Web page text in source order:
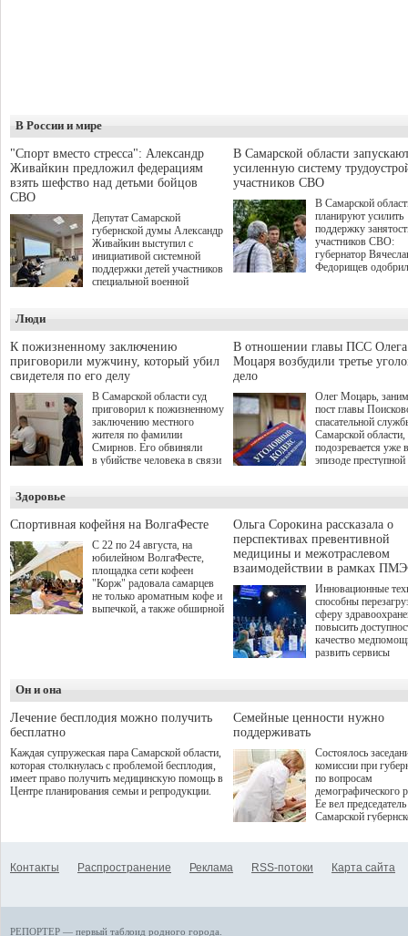
В России и мире
"Спорт вместо стресса": Александр
Живайкин предложил федерациям
взять шефство над детьми бойцов
СВО
Депутат Самарской
губернской думы Александр
Живайкин выступил с
инициативой системной
поддержки детей участников
специальной военной
"Помощь фронту и семьям
участников СВО", которая
прошла в Отрадном 7
августа.
В Самарской области
усиленную систему
участников СВО
В Самарской
планируют усилить
поддержку
участников СВО:
губернатор
Федорищев
на трудоустройство
спокойную
мирной жизни.
Люди
К пожизненному заключению
приговорили мужчину, который убил
свидетеля по его делу
В Самарской области суд
приговорил к пожизненному
заключению местного
жителя по фамилии
Смирнов. Его обвиняли
в убийстве человека в связи
В отношении главы ПСС Олега
Моцаря возбудили третье
дело
Олег Моцарь,
пост главы
спасательной
Самарской области,
подозревается уже
эпизоде преступной
а сам он
Здоровье
Спортивная кофейня на ВолгаФесте
С 22 по 24 августа, на
юбилейном ВолгаФесте,
площадка сети кофеен
"Корж" радовала самарцев
не только ароматным кофе и
выпечкой, а также обширной
Ольга Сорокина рассказала о
перспективах превентивной
медицины и межотраслевом
взаимодействии в рамках
Инновационные
способны
сферу
повысить
качество
развить сервисы
определенными
К ним можно
возникающие при
данными
более динамичного
проникновения
сегмент
отраслевое
рассказала Ольга
ходе сессии
Он и она
Лечение бесплодия можно получить
бесплатно
Каждая супружеская пара Самарской области,
которая столкнулась с проблемой бесплодия,
имеет право получить медицинскую помощь в
Центре планирования семьи и репродукции.
Семейные ценности нужно
поддерживать
Состоялось
комиссии при
по вопросам
демографического
Ее вел председатель
Самарской
Контакты Распространение Реклама RSS-потоки Карта сайта
РЕПОРТЕР — первый таблоид родного города.